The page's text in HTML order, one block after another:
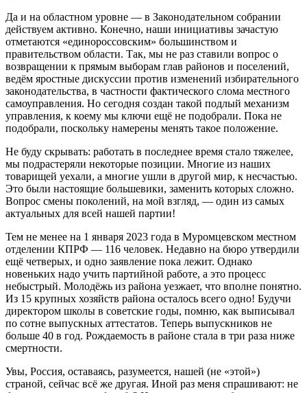
Да и на областном уровне — в Законодательном собрании
действуем активно. Конечно, наши инициативы зачастую
отметаются «единороссовским» большинством и
правительством области. Так, мы не раз ставили вопрос о
возвращении к прямым выборам глав районов и поселений,
ведём яростные дискуссии против изменений избирательного
законодательства, в частности фактического слома местного
самоуправления. Но сегодня создан такой подлый механизм
управления, к коему мы ключи ещё не подобрали. Пока не
подобрали, поскольку намерены менять такое положение.
Не буду скрывать: работать в последнее время стало тяжелее,
мы подрастеряли некоторые позиции. Многие из наших
товарищей уехали, а многие ушли в другой мир, к несчастью.
Это были настоящие большевики, заменить которых сложно.
Вопрос смены поколений, на мой взгляд, — один из самых
актуальных для всей нашей партии!
Тем не менее на 1 января 2023 года в Муромцевском местном
отделении КПРФ — 116 человек. Недавно на бюро утвердили
ещё четверых, и одно заявление пока лежит. Однако
новеньких надо учить партийной работе, а это процесс
небыстрый. Молодёжь из района уезжает, что вполне понятно.
Из 15 крупных хозяйств района осталось всего одно! Будучи
директором школы в советские годы, помню, как выписывал
по сотне выпускных аттестатов. Теперь выпускников не
больше 40 в год. Рождаемость в районе стала в три раза ниже
смертности.
Увы, Россия, оставаясь, разумеется, нашей (не «этой»)
страной, сейчас всё же другая. Иной раз меня спрашивают: не